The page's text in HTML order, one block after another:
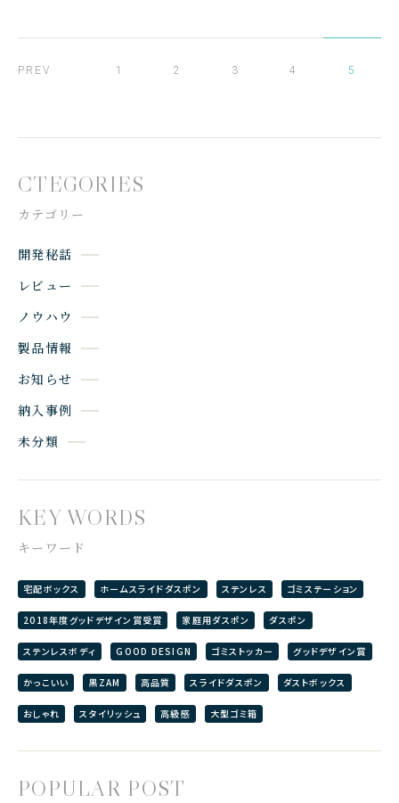
PREV 1 2 3 4 5
CTEGORIES
カテゴリー
開発秘話
レビュー
ノウハウ
製品情報
お知らせ
納入事例
未分類
KEY WORDS
キーワード
宅配ボックス ホームスライドダスポン ステンレス ゴミステーション
2018年度グッドデザイン賞受賞 家庭用ダスポン ダスポン
ステンレスボディ GOOD DESIGN ゴミストッカー グッドデザイン賞
かっこいい 黒ZAM 高品質 スライドダスポン ダストボックス
おしゃれ スタイリッシュ 高級感 大型ゴミ箱
POPULAR POST